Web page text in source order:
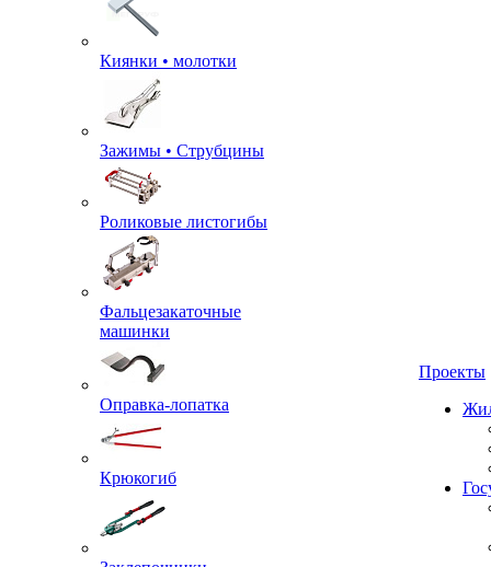
Киянки • молотки
Зажимы • Струбцины
Роликовые листогибы
Фальцезакаточные
машинки
Оправка-лопатка
Крюкогиб
Проекты